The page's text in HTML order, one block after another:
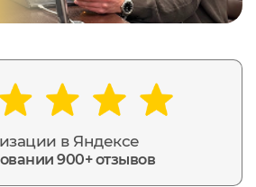
в Яндексе
900+ отзывов